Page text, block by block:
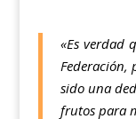
«Es verdad
Federación,
sido una
frutos para